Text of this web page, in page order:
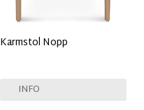
Karmstol Nopp
INFO